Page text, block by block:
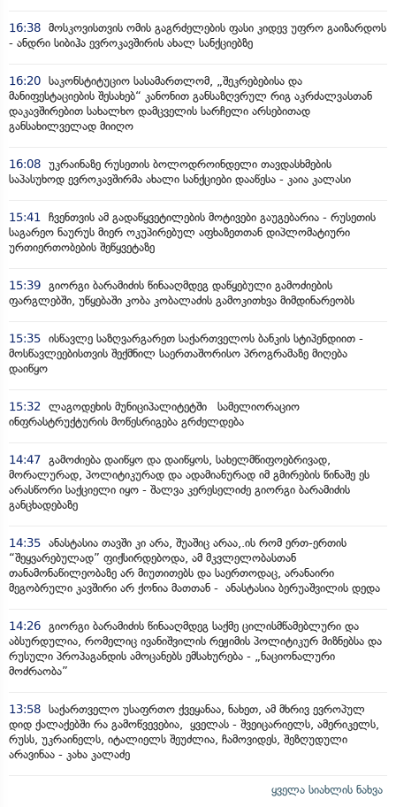
16:38 მოსკოვისთვის ომის გაგრძელების ფასი კიდევ უფრო გაიზარდოს
- ანდრი სიბიჰა ევროკავშირის ახალ სანქციებზე
16:20 საკონსტიტუციო სასამართლომ, „შეკრებებისა და
მანიფესტაციების შესახებ“ კანონით განსაზღვრულ რიგ აკრძალვასთან
დაკავშირებით სახალხო დამცველის სარჩელი არსებითად
განსახილველად მიიღო
16:08 უკრაინაზე რუსეთის ბოლოდროინდელი თავდასხმების
საპასუხოდ ევროკავშირმა ახალი სანქციები დააწესა - კაია კალასი
15:41
ჩვენთვის ამ გადაწყვეტილების მოტივები გაუგებარია - რუსეთის
საგარეო ნაურუს მიერ ოკუპირებულ აფხაზეთთან დიპლომატიური
ურთიერთობების შეწყვეტაზე
15:39 გიორგი ბარამიძის წინააღმდეგ დაწყებული გამოძიების
ფარგლებში, უწყებაში კობა კობალაძის გამოკითხვა მიმდინარეობს
15:35 ისწავლე საზღვარგარეთ საქართველოს ბანკის სტიპენდიით -
მოსწავლეებისთვის შექმნილ საერთაშორისო პროგრამაზე მიღება
დაიწყო
15:32
ლაგოდეხის მუნიციპალიტეტში სამელიორაციო
ინფრასტრუქტურის მოწესრიგება გრძელდება
14:47 გამოძიება დაიწყო და დაიწყოს, სახელმწიფოებრივად,
მორალურად, პოლიტიკურად და ადამიანურად იმ გმირების წინაშე ეს
არასწორი საქციელი იყო - შალვა კერესელიძე გიორგი ბარამიძის
განცხადებაზე
14:35 ანასტასია თავში კი არა, შუაშიც არაა,.ის რომ ერთ-ერთის
“შეყვარებულად” ფიქსირდებოდა, ამ მკვლელობასთან
თანამონაწილეობაზე არ მიუთითებს და საერთოდაც, არანაირი
მეგობრული კავშირი არ ქონია მათთან - ანასტასია ბერუაშვილის დედა
14:26 გიორგი ბარამიძის წინააღმდეგ საქმე ცილისმწამებლური და
აბსურდულია, რომელიც ივანიშვილის რეჟიმის პოლიტიკურ მიზნებსა და
რუსული პროპაგანდის ამოცანებს ემსახურება - „ნაციონალური
მოძრაობა”
13:58 საქართველო უსაფრთო ქვეყანაა, ნახეთ, ამ მხრივ ევროპულ
დიდ ქალაქებში რა გამოწვევებია, ყველას - შვეიცარიელს, ამერიკელს,
რუსს, უკრაინელს, იტალიელს შეუძლია, ჩამოვიდეს, შეზღუდული
არავინაა - კახა კალაძე
ყველა სიახლის ნახვა